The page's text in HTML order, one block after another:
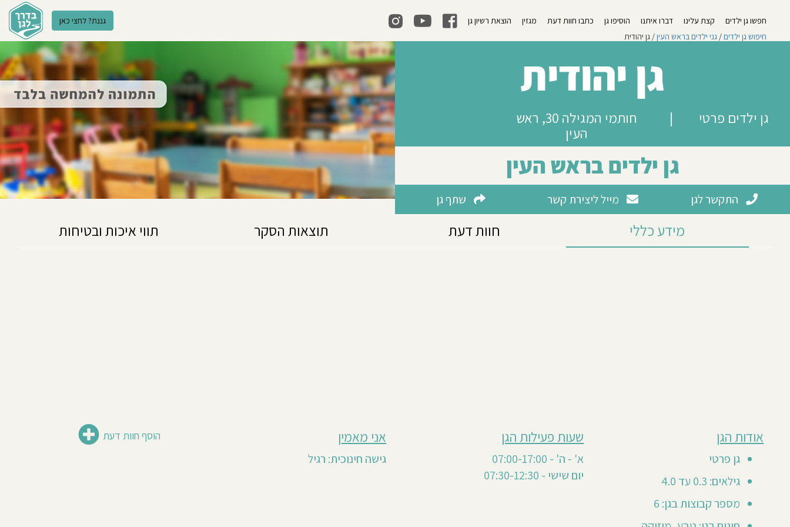
גננת? לחצי כאן חפשו גן ילדים קצת עלינו דברו איתנו הוסיפו גן כתבו חוות דעת מגזין
הוצאת רשיון גן
חיפוש גן ילדים/ גני ילדים בראש העין/ גן יהודית
גן יהודית
חותמי המגילה 30, ראש
העין
| גן ילדים פרטי
גן ילדים בראש העין
שתף גן מייל ליצירת קשר התקשר לגן
מידע כללי חוות דעת תוצאות הסקר תווי איכות ובטיחות
הוסף חוות דעת אני מאמין
גישה חינוכית: רגיל
שעות פעילות הגן
א' - ה' - 07:00-17:00
יום שישי - 07:30-12:30
אודות הגן
גן פרטי
גילאים: 0.3 עד 4.0
מספר קבוצות בגן: 6